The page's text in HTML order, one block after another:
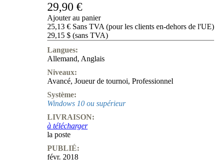
29,90 €
Ajouter au panier
25,13 € Sans TVA (pour les clients en-dehors de l'UE)
29,15 $ (sans TVA)
Langues:
Allemand, Anglais
Niveaux:
Avancé, Joueur de tournoi, Professionnel
Système:
Windows 10 ou supérieur
LIVRAISON:
à télécharger
la poste
PUBLIÉ:
févr. 2018